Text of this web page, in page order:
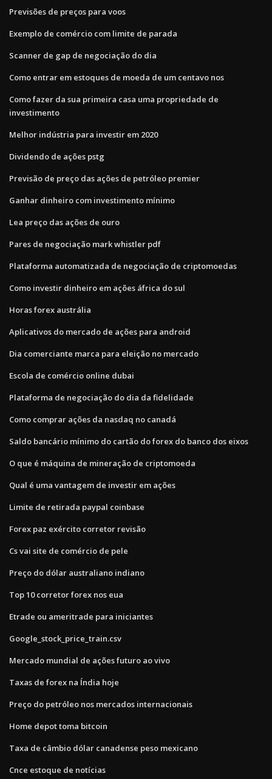
Previsões de preços para voos
Exemplo de comércio com limite de parada
Scanner de gap de negociação do dia
Como entrar em estoques de moeda de um centavo nos
Como fazer da sua primeira casa uma propriedade de
investimento
Melhor indústria para investir em 2020
Dividendo de ações pstg
Previsão de preço das ações de petróleo premier
Ganhar dinheiro com investimento mínimo
Lea preço das ações de ouro
Pares de negociação mark whistler pdf
Plataforma automatizada de negociação de criptomoedas
Como investir dinheiro em ações áfrica do sul
Horas forex austrália
Aplicativos do mercado de ações para android
Dia comerciante marca para eleição no mercado
Escola de comércio online dubai
Plataforma de negociação do dia da fidelidade
Como comprar ações da nasdaq no canadá
Saldo bancário mínimo do cartão do forex do banco dos eixos
O que é máquina de mineração de criptomoeda
Qual é uma vantagem de investir em ações
Limite de retirada paypal coinbase
Forex paz exército corretor revisão
Cs vai site de comércio de pele
Preço do dólar australiano indiano
Top 10 corretor forex nos eua
Etrade ou ameritrade para iniciantes
Google_stock_price_train.csv
Mercado mundial de ações futuro ao vivo
Taxas de forex na Índia hoje
Preço do petróleo nos mercados internacionais
Home depot toma bitcoin
Taxa de câmbio dólar canadense peso mexicano
Cnce estoque de notícias